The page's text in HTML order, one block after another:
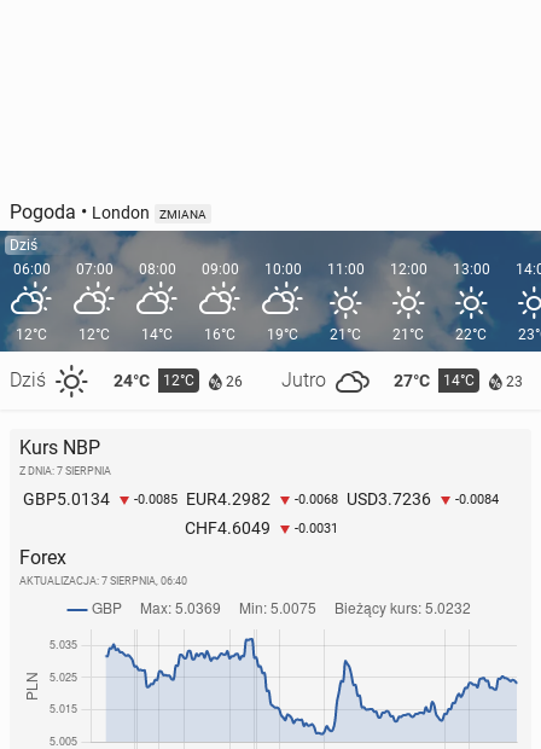
Pogoda • London ZMIANA
Dziś
06:00
12°C
Dziś 24°C 12°C 26 Jutro 27°C 14°C 23
07:00
12°C
08:00
14°C
09:00
16°C
10:00
19°C
11:00
21°C
12:00
21°C
13:00
22°C
Kurs NBP
Z DNIA: 7 SIERPNIA
GBP5.0134 -0.0085 EUR4.2982 -0.0068 USD3.7236 -0.0084
CHF4.6049 -0.0031
Forex
AKTUALIZACJA: 7 SIERPNIA, 06:40